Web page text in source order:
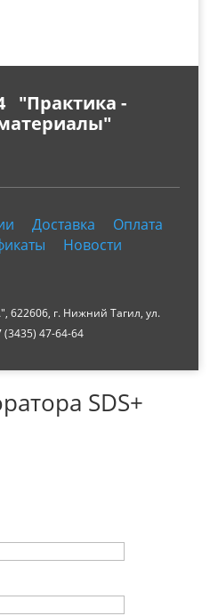
"Практика -
Доставка
Оплата
Новости
г. Нижний Тагил, ул.
(3435) 47-64-64
SDS+